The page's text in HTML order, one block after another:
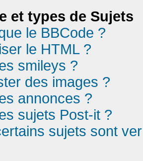
et types de Sujets
le BBCode ?
le HTML ?
smileys ?
des images ?
annonces ?
sujets Post-it ?
sujets sont